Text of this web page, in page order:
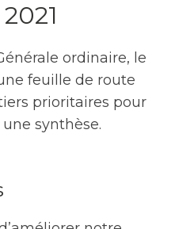
ordinaire, le
feuille de route
prioritaires pour
une synthèse.